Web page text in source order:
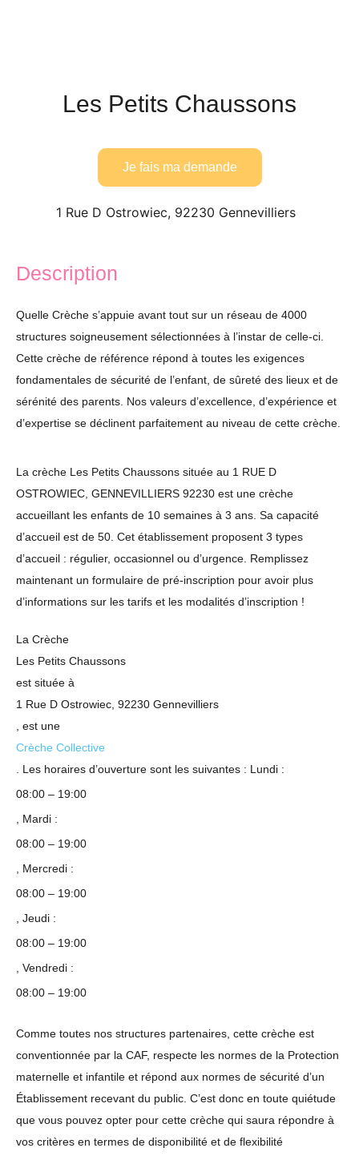
Les Petits Chaussons
Je fais ma demande
1 Rue D Ostrowiec, 92230 Gennevilliers
Description
Quelle Crèche s’appuie avant tout sur un réseau de 4000
structures soigneusement sélectionnées à l’instar de celle-ci.
Cette crèche de référence répond à toutes les exigences
fondamentales de sécurité de l’enfant, de sûreté des lieux et de
sérénité des parents. Nos valeurs d’excellence, d’expérience et
d’expertise se déclinent parfaitement au niveau de cette crèche.
La crèche Les Petits Chaussons située au 1 RUE D
OSTROWIEC, GENNEVILLIERS 92230 est une crèche
accueillant les enfants de 10 semaines à 3 ans. Sa capacité
d’accueil est de 50. Cet établissement proposent 3 types
d’accueil : régulier, occasionnel ou d’urgence. Remplissez
maintenant un formulaire de pré-inscription pour avoir plus
d’informations sur les tarifs et les modalités d’inscription !
La Crèche
Les Petits Chaussons
est située à
1 Rue D Ostrowiec, 92230 Gennevilliers
, est une
Crèche Collective
. Les horaires d’ouverture sont les suivantes : Lundi :
08:00 – 19:00
, Mardi :
08:00 – 19:00
, Mercredi :
08:00 – 19:00
, Jeudi :
08:00 – 19:00
, Vendredi :
08:00 – 19:00
Comme toutes nos structures partenaires, cette crèche est
conventionnée par la CAF, respecte les normes de la Protection
maternelle et infantile et répond aux normes de sécurité d’un
Établissement recevant du public. C’est donc en toute quiétude
que vous pouvez opter pour cette crèche qui saura répondre à
vos critères en termes de disponibilité et de flexibilité